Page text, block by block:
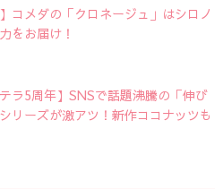
コメダの「クロネージュ」はシロノ
をお届け！
ラ5周年】SNSで話題沸騰の「伸び
リーズが激アツ！新作ココナッツも